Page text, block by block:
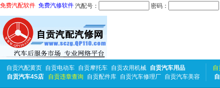
免费汽配软件 免费汽修软件 汽配号： 密码：
自贡汽配黄页 自贡电动车 自贡摩托车 自贡农用机械 自贡汽车用品
自贡汽车4S店
自贡违章查询 自贡配件库 自贡汽车修理厂 自贡汽车美容
自